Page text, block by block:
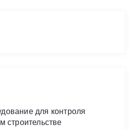
для контроля
строительстве